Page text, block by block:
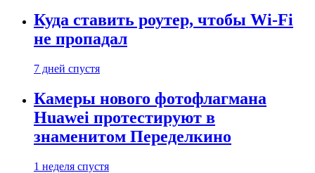
Куда ставить роутер, чтобы Wi-Fi
не пропадал
7 дней спустя
Камеры нового фотофлагмана
Huawei протестируют в
знаменитом Переделкино
1 неделя спустя